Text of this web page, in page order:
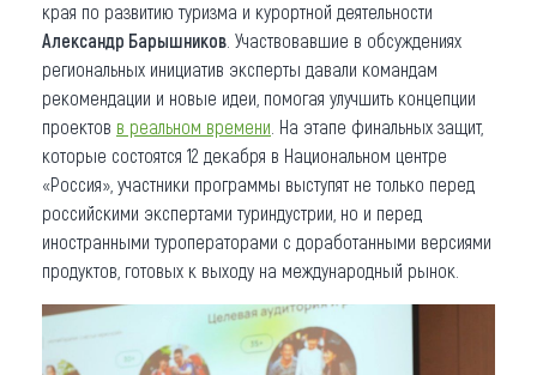
края по развитию туризма и курортной деятельности
Александр Барышников . Участвовавшие в обсуждениях
региональных инициатив эксперты давали командам
рекомендации и новые идеи, помогая улучшить концепции
проектов в реальном времени . На этапе финальных защит,
которые состоятся 12 декабря в Национальном центре
«Россия», участники программы выступят не только перед
российскими экспертами туриндустрии, но и перед
иностранными туроператорами с доработанными версиями
продуктов, готовых к выходу на международный рынок.